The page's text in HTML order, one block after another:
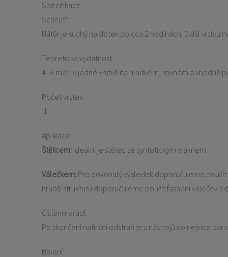
Specifikace
Schnutí:
Nátěr je suchý na dotek po cca 2 hodinách. Další vrstvu
Teoretická vydatnost:
4–6 m2/l v jedné vrstvě na hladkém, rovném a vhodně
Počet vrstev:
1
Aplikace:
Štětcem: ideální je štětec se syntetickým vláknem.
Válečkem: Pro dokonalý výsledek doporučujeme
hrubší strukturu doporučujeme použít fasádní váleček s
Čištění nářadí:
Po skončení natírání odstraňte z nástrojů co nejvíce
Balení: